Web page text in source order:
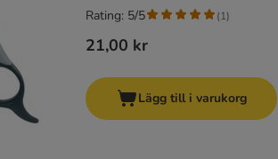
21,00 kr
Rating: 5/5 (1)
Lägg till i varukorg